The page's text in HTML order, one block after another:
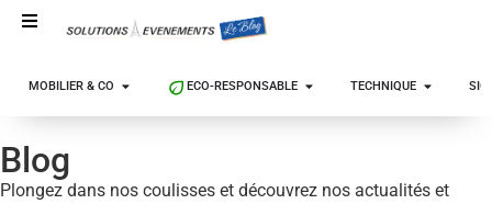
MOBILIER & CO ECO-RESPONSABLE TECHNIQUE
Blog
Plongez dans nos coulisses et découvrez nos actualités et